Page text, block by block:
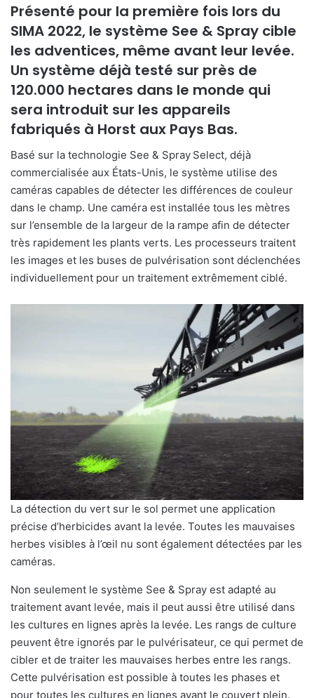
Présenté pour la première fois lors du
SIMA 2022, le système See & Spray cible
les adventices, même avant leur levée.
Un système déjà testé sur près de
120.000 hectares dans le monde qui
sera introduit sur les appareils
fabriqués à Horst aux Pays Bas.
Basé sur la technologie See & Spray Select, déjà
commercialisée aux États-Unis, le système utilise des
caméras capables de détecter les différences de couleur
dans le champ. Une caméra est installée tous les mètres
sur l’ensemble de la largeur de la rampe afin de détecter
très rapidement les plants verts. Les processeurs traitent
les images et les buses de pulvérisation sont déclenchées
individuellement pour un traitement extrêmement ciblé.
La détection du vert sur le sol permet une application
précise d’herbicides avant la levée. Toutes les mauvaises
herbes visibles à l’œil nu sont également détectées par les
caméras.
Non seulement le système See & Spray est adapté au
traitement avant levée, mais il peut aussi être utilisé dans
les cultures en lignes après la levée. Les rangs de culture
peuvent être ignorés par le pulvérisateur, ce qui permet de
cibler et de traiter les mauvaises herbes entre les rangs.
Cette pulvérisation est possible à toutes les phases et
pour toutes les cultures en lignes avant le couvert plein.